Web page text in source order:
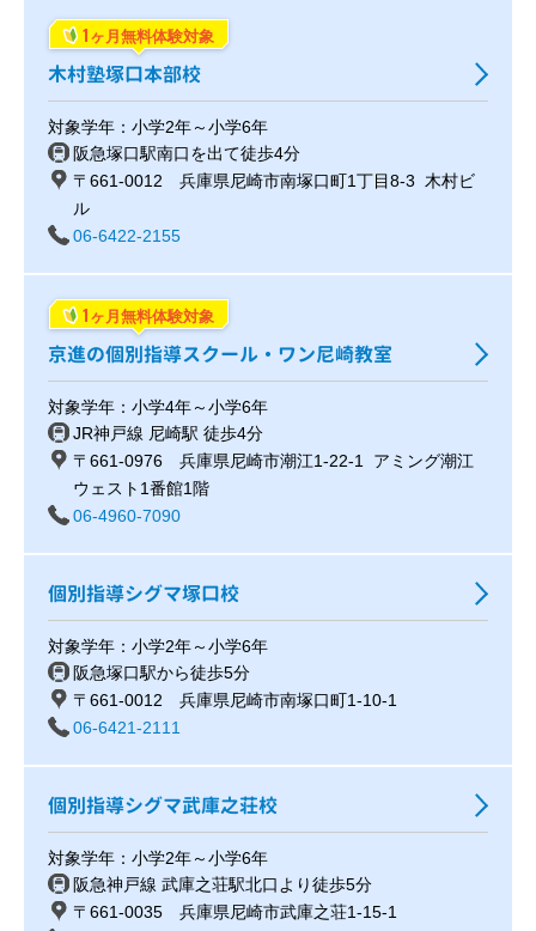
1 ヶ月無料体験対象
木村塾塚口本部校
対象学年：小学2年～小学6年
阪急塚口駅南口を出て徒歩4分
〒661-0012 兵庫県尼崎市南塚口町1丁目8-3 木村ビ
ル
06-6422-2155
1 ヶ月無料体験対象
京進の個別指導スクール・ワン尼崎教室
対象学年：小学4年～小学6年
JR神戸線 尼崎駅 徒歩4分
〒661-0976 兵庫県尼崎市潮江1-22-1 アミング潮江
ウェスト1番館1階
06-4960-7090
個別指導シグマ塚口校
対象学年：小学2年～小学6年
阪急塚口駅から徒歩5分
〒661-0012 兵庫県尼崎市南塚口町1-10-1
06-6421-2111
個別指導シグマ武庫之荘校
対象学年：小学2年～小学6年
阪急神戸線 武庫之荘駅北口より徒歩5分
〒661-0035 兵庫県尼崎市武庫之荘1-15-1